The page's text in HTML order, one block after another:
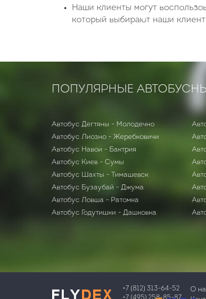
Наши клиенты могут
который выбирают наши
ПОПУЛЯРНЫЕ
Автобус Дегтяны - Молодечно
Автобус Лиозно - Жеребковичи
Автобус Навои - Бактрия
Автобус Киев - Сумы
Автобус Шахты - Тимашевск
Автобус Бузаубай - Джума
Автобус Ловша - Ратомка
Автобус Годутишки - Дашковка
+7 (812) 313-64-52
О